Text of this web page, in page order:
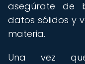
asegúrate de
datos sólidos y
materia.
Una vez